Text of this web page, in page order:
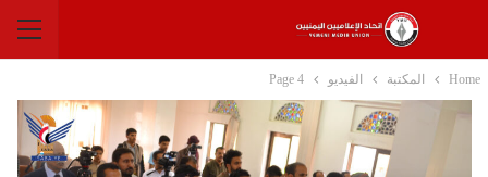
Home المكتبة الفيديو Page 4